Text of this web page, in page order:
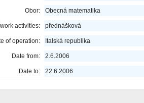
Obor: Obecná matematika
activities: přednášková
of operation: Italská republika
Date from: 2.6.2006
Date to: 22.6.2006